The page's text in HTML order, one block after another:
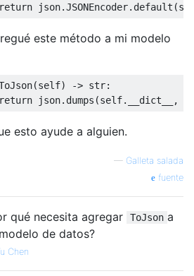
return
este método a mi modelo
(self) -> str:
return json.dumps(self.__dict__,
esto ayude a alguien.
— Galleta salada
fuente
qué necesita agregar ToJson a
de datos?
Chen